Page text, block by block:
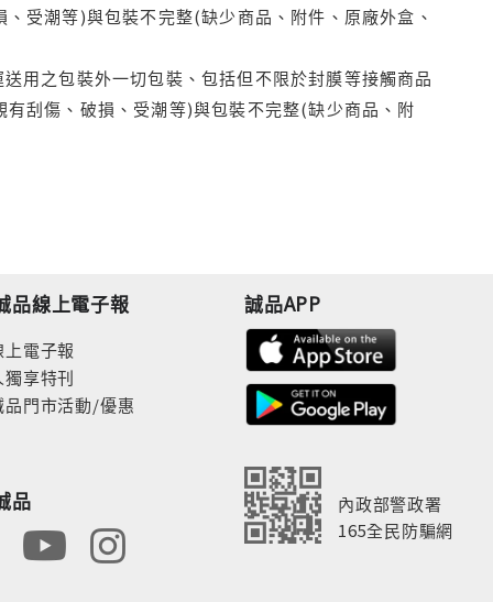
受潮等)與包裝不完整(缺少商品、附件、原廠外盒、
用之包裝外一切包裝、包括但不限於封膜等接觸商品
刮傷、破損、受潮等)與包裝不完整(缺少商品、附
品線上電子報
電子報
享特刊
品門市活動/優惠
品
誠品APP
內政部警政署
165全民防騙網